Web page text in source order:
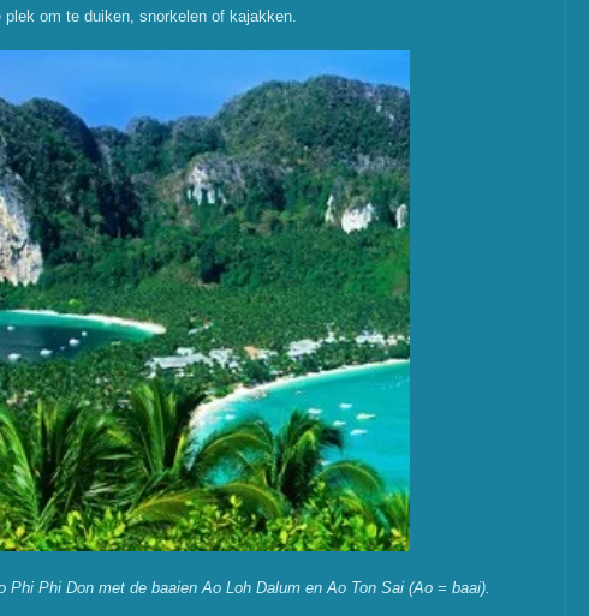
om te duiken, snorkelen of kajakken.
Phi Phi Don met de baaien Ao Loh Dalum en Ao Ton Sai (Ao = baai).